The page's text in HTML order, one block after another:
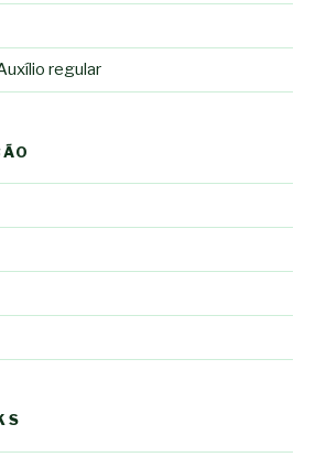
regular